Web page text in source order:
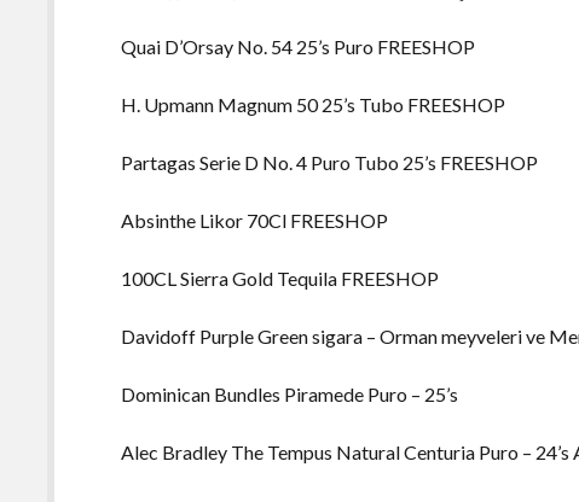
Quai D’Orsay No. 54 25’s Puro FREESHOP
H. Upmann Magnum 50 25’s Tubo FREESHOP
Partagas Serie D No. 4 Puro Tubo 25’s FREESHOP
Absinthe Likor 70Cl FREESHOP
100CL Sierra Gold Tequila FREESHOP
Davidoff Purple Green sigara – Orman meyveleri ve
Dominican Bundles Piramede Puro – 25’s
Alec Bradley The Tempus Natural Centuria Puro – 24’s